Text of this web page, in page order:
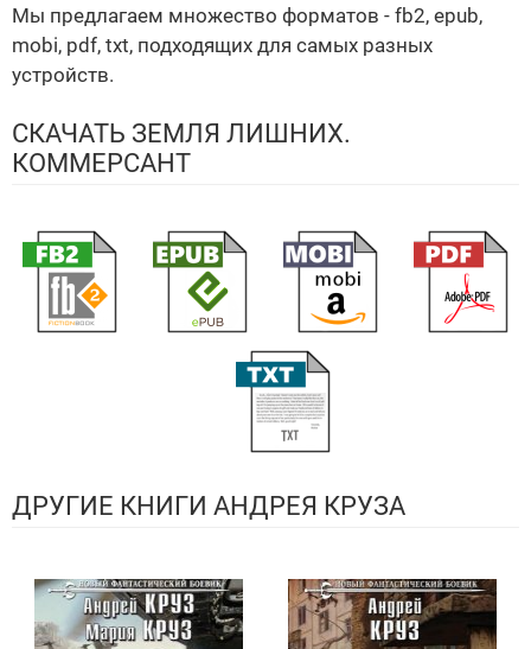
Мы предлагаем множество форматов - fb2, epub,
mobi, pdf, txt, подходящих для самых разных
устройств.
СКАЧАТЬ ЗЕМЛЯ ЛИШНИХ.
КОММЕРСАНТ
ДРУГИЕ КНИГИ АНДРЕЯ КРУЗА